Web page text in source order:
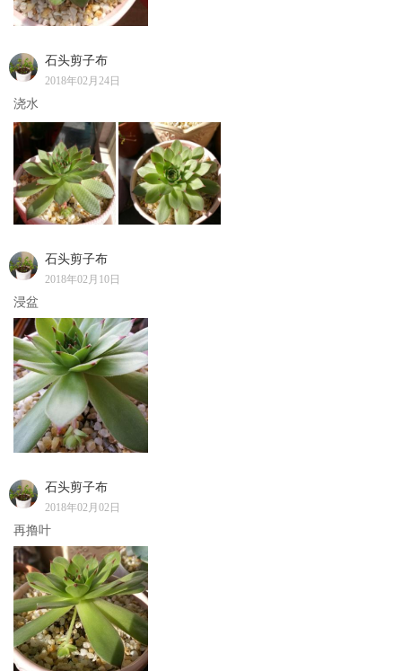
石头剪子布
2018年02月24日
浇水
石头剪子布
2018年02月10日
浸盆
石头剪子布
2018年02月02日
再撸叶